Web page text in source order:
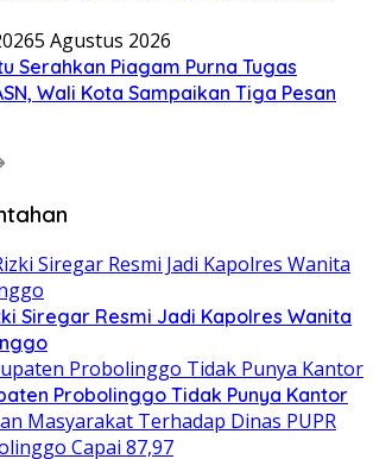
5 Agustus 2026
Serahkan Piagam Purna Tugas
Wali Kota Sampaikan Tiga Pesan
Siregar Resmi Jadi Kapolres Wanita
Probolinggo Tidak Punya Kantor